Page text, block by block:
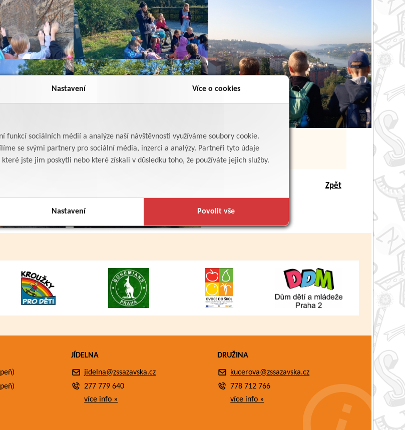
Nastavení Více o cookies
funkcí sociálních médií a analýze naší návštěvnosti využíváme soubory cookie.
se svými partnery pro sociální média, inzerci a analýzy. Partneři tyto údaje
jste jim poskytli nebo které získali v důsledku toho, že používáte jejich služby.
Nastavení Povolit vše
Zpět
JÍDELNA
jidelna@zssazavska.cz
277 779 640
více info »
DRUŽINA
kucerova@zssazavska.cz
778 712 766
více info »